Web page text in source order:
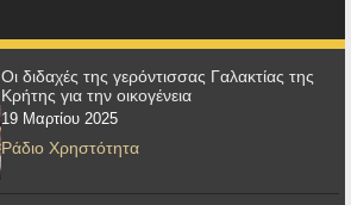
Οι διδαχές της γερόντισσας Γαλακτίας της
Κρήτης για την οικογένεια
19 Μαρτίου 2025
Ράδιο Χρηστότητα